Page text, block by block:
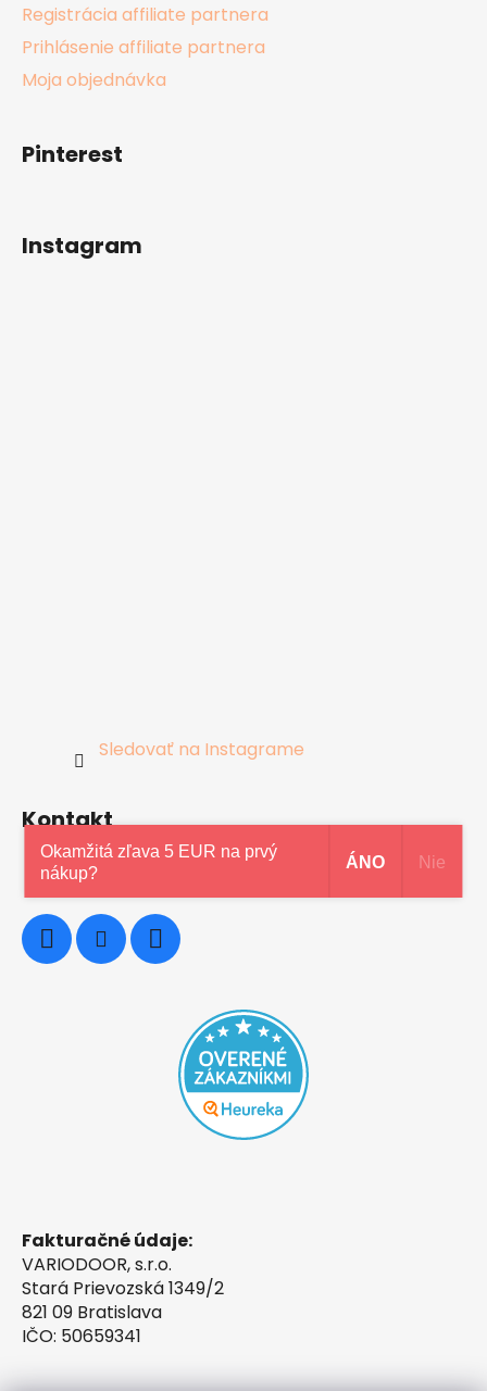
Registrácia affiliate partnera
Prihlásenie affiliate partnera
Moja objednávka
Pinterest
Instagram
Sledovať na Instagrame
Kontakt
0948997914
Fakturačné údaje:
VARIODOOR, s.r.o.
Stará Prievozská 1349/2
821 09 Bratislava
IČO: 50659341
Okamžitá zľava 5 EUR na prvý
nákup?
ÁNO Nie